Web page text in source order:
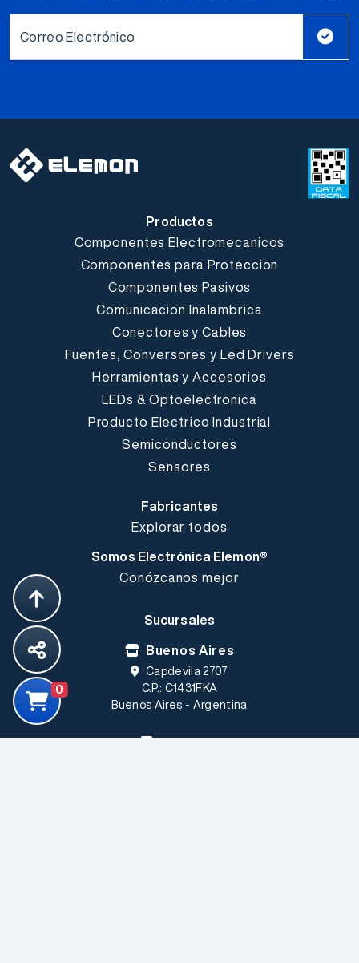
Correo Electrónico
Productos
Componentes Electromecanicos
Componentes para Proteccion
Componentes Pasivos
Comunicacion Inalambrica
Conectores y Cables
Fuentes, Conversores y Led Drivers
Herramientas y Accesorios
LEDs & Optoelectronica
Producto Electrico Industrial
Semiconductores
Sensores
Fabricantes
Explorar todos
Somos Electrónica Elemon®
Conózcanos mejor
Sucursales
Buenos Aires
Capdevila 2707
C.P.: C1431FKA
Buenos Aires - Argentina
0